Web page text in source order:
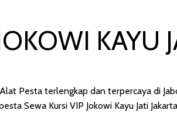
KAYU
Pesta terlengkap dan terpercaya di
Sewa Kursi VIP Jokowi Kayu Jati